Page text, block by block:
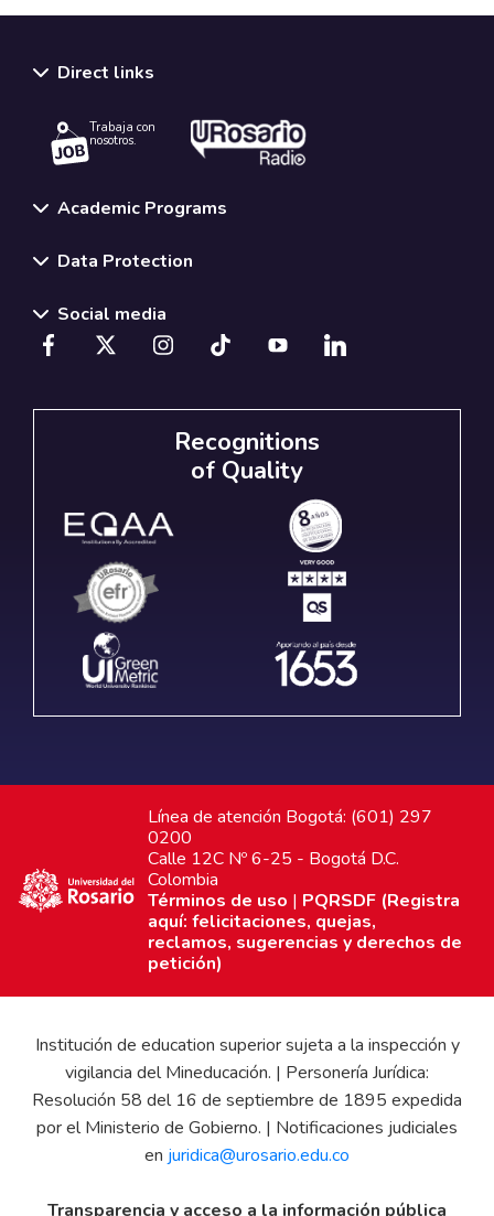
Direct links
Trabaja con
nosotros.
Academic Programs
Data Protection
Social media
Recognitions
of Quality
Línea de atención Bogotá: (601) 297
0200
Calle 12C Nº 6-25 - Bogotá D.C.
Colombia
Términos de uso | PQRSDF (Registra
aquí: felicitaciones, quejas,
reclamos, sugerencias y derechos de
petición)
Institución de education superior sujeta a la inspección y
vigilancia del Mineducación. | Personería Jurídica:
Resolución 58 del 16 de septiembre de 1895 expedida
por el Ministerio de Gobierno. | Notificaciones judiciales
en juridica@urosario.edu.co
Transparencia y acceso a la información pública